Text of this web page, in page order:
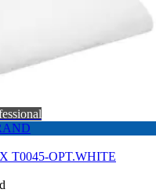
T0045-OPT.WHITE